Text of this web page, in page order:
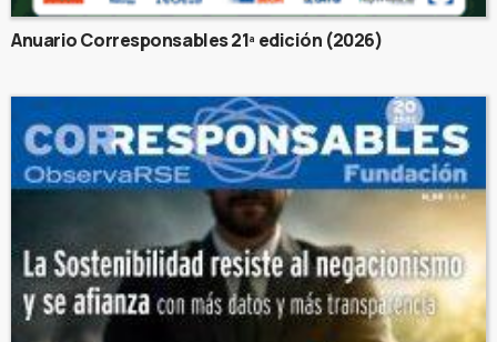
Anuario Corresponsables 21ª edición (2026)